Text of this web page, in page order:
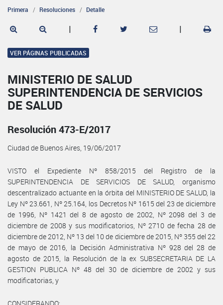
Primera Resoluciones Detalle
| |
VER PÁGINAS PUBLICADAS
MINISTERIO DE SALUD
SUPERINTENDENCIA DE SERVICIOS
DE SALUD
Resolución 473-E/2017
Ciudad de Buenos Aires, 19/06/2017
VISTO el Expediente Nº 858/2015 del Registro de la
SUPERINTENDENCIA DE SERVICIOS DE SALUD, organismo
descentralizado actuante en la órbita del MINISTERIO DE SALUD, la
Ley Nº 23.661, Nº 25.164, los Decretos Nº 1615 del 23 de diciembre
de 1996, Nº 1421 del 8 de agosto de 2002, Nº 2098 del 3 de
diciembre de 2008 y sus modificatorios, Nº 2710 de fecha 28 de
diciembre de 2012, Nº 13 del 10 de diciembre de 2015, Nº 355 del 22
de mayo de 2016, la Decisión Administrativa Nº 928 del 28 de
agosto de 2015, la Resolución de la ex SUBSECRETARIA DE LA
GESTION PUBLICA Nº 48 del 30 de diciembre de 2002 y sus
modificatorias, y
CONSIDERANDO: